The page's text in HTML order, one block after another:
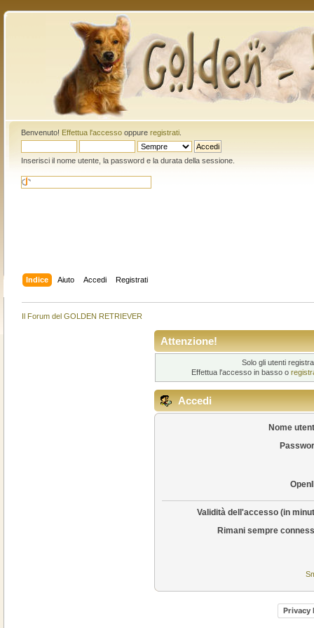
Benvenuto! Effettua l'accessooppure registrati.
Inserisci il nome utente, la password e la durata della sessione.
Indice Aiuto Accedi Registrati
Il Forum del GOLDEN RETRIEVER
Attenzione!
Solo gli utenti
Effettua l'accesso in basso o
Accedi
Nome
Validità dell'accesso (in
Rimani sempre
Privacy